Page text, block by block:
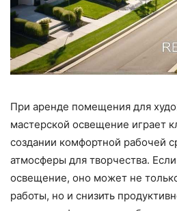
При аренде помещения для
мастерской освещение играет
создании комфортной рабочей
атмосферы для творчества.
освещение, оно может не
работы, но и снизить